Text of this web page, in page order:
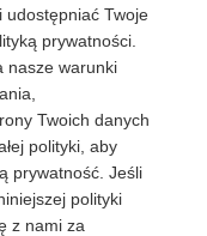
udostępniać Twoje
prywatności.
nasze warunki
Twoich danych
polityki, aby
prywatność. Jeśli
polityki
z nami za